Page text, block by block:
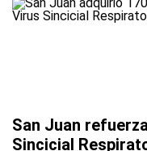
San Juan
Sincicial